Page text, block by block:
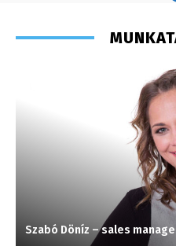
Szabó Döníz – sales